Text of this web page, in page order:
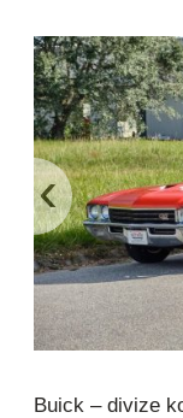
‹
Buick – divize